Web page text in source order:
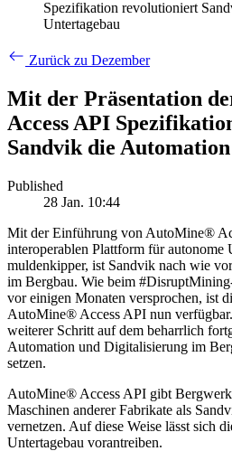
Spezifikation revolutioniert
Untertagebau
Zurück zu Dezember
Mit der Präsentation
Access API
Sandvik die
Published
28 Jan. 10:44
Mit der Einführung von AutoMine®
interoperablen Plattform für autonome
muldenkipper, ist Sandvik nach wie
im Bergbau. Wie beim
vor einigen Monaten versprochen, ist
AutoMine® Access API nun
weiterer Schritt auf dem beharrlich
Automation und Digitalisierung im
setzen.
AutoMine® Access API gibt
Maschinen anderer Fabrikate als
vernetzen. Auf diese Weise lässt sich
Untertagebau vorantreiben.